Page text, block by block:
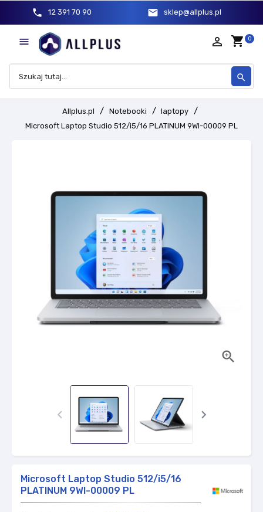
phone 12 391 70 90 mail sklep@allplus.pl
 shopping_cart 0
person_outline
search
Allplus.pl Notebooki
laptopy
Microsoft Laptop Studio 512/i5/16 PLATINUM 9WI-00009 PL

 
Microsoft Laptop Studio 512/i5/16
PLATINUM 9WI-00009 PL